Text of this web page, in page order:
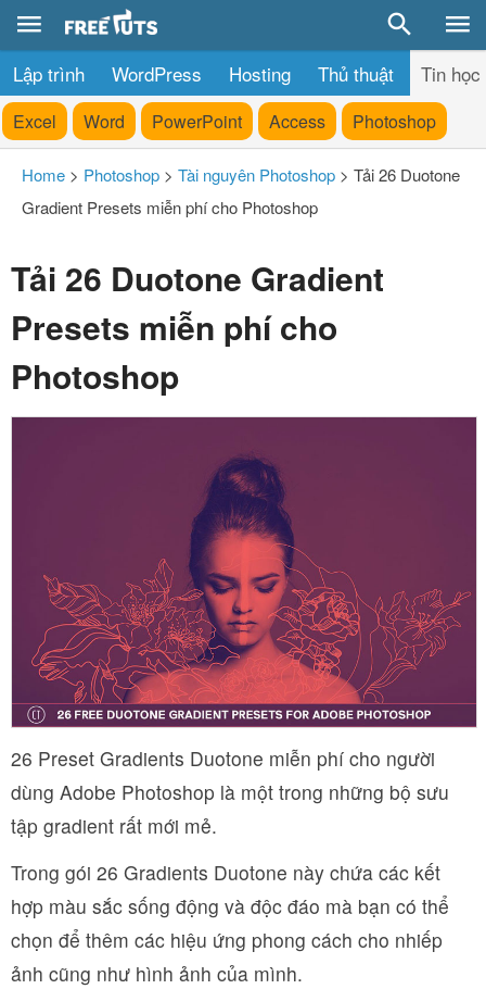
Lập trình WordPress Hosting Thủ thuật Tin học
Excel Word PowerPoint Access Photoshop
Home > Photoshop > Tài nguyên Photoshop > Tải 26 Duotone
Gradient Presets miễn phí cho Photoshop
Tải 26 Duotone Gradient
Presets miễn phí cho
Photoshop
26 Preset Gradients Duotone miễn phí cho người
dùng Adobe Photoshop là một trong những bộ sưu
tập gradient rất mới mẻ.
Trong gói 26 Gradients Duotone này chứa các kết
hợp màu sắc sống động và độc đáo mà bạn có thể
chọn để thêm các hiệu ứng phong cách cho nhiếp
ảnh cũng như hình ảnh của mình.